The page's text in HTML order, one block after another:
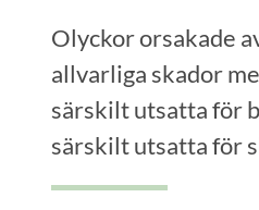
Olyckor orsakade
allvarliga skador
särskilt utsatta för
särskilt utsatta för